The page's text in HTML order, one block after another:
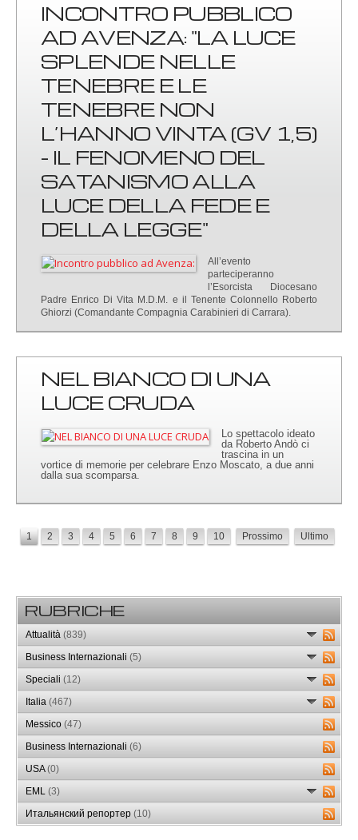
INCONTRO PUBBLICO
AD AVENZA: "LA LUCE
SPLENDE NELLE
TENEBRE E LE
TENEBRE NON
L’HANNO VINTA (GV 1,5)
- IL FENOMENO DEL
SATANISMO ALLA
LUCE DELLA FEDE E
DELLA LEGGE"
All’evento
parteciperanno
l’Esorcista Diocesano
Padre Enrico Di Vita M.D.M. e il Tenente Colonnello Roberto
Ghiorzi (Comandante Compagnia Carabinieri di Carrara).
NEL BIANCO DI UNA
LUCE CRUDA
Lo spettacolo ideato
da Roberto Andò ci
trascina in un
vortice di memorie per celebrare Enzo Moscato, a due anni
dalla sua scomparsa.
1 2 3 4 5 6 7 8 9 10 Prossimo Ultimo
RUBRICHE
Attualità (839)
Business Internazionali (5)
Speciali (12)
Italia (467)
Messico (47)
Business Internazionali (6)
USA(0)
EML (3)
Итальянский репортер (10)